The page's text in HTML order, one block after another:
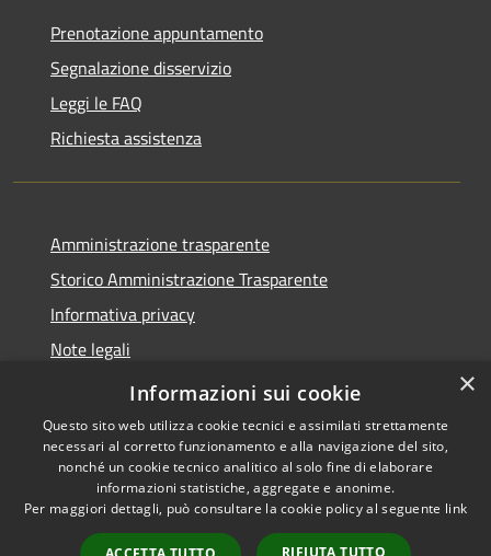
Prenotazione appuntamento
Segnalazione disservizio
Leggi le FAQ
Richiesta assistenza
Amministrazione trasparente
Storico Amministrazione Trasparente
Informativa privacy
Note legali
Dichiarazione di accessibilità
Accessibilità
Copyright © 2026 • Comune di
Castellalto • Powered by
Municipium• Accesso
×
Informazioni sui cookie
Questo sito web utilizza cookie tecnici e assimilati strettamente
necessari al corretto funzionamento e alla navigazione del sito,
nonché un cookie tecnico analitico al solo fine di elaborare
informazioni statistiche, aggregate e anonime.
Per maggiori dettagli, può consultare la cookie policy al seguente link
RIFIUTA TUTTO